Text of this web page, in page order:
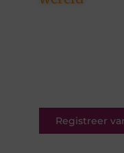
Registreer